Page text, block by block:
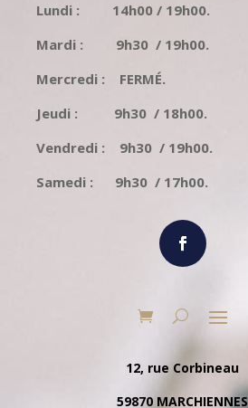
Lundi : 14h00 / 19h00.
Mardi : 9h30 / 19h00.
Mercredi : FERMÉ.
Jeudi : 9h30 / 18h00.
Vendredi : 9h30 / 19h00.
Samedi : 9h30 / 17h00.
12, rue Corbineau
59870 MARCHIENNES